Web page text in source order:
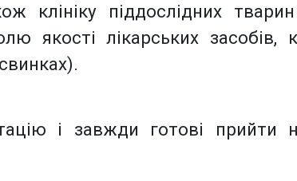
клініку піддослідних
якості лікарських засобів,
і завжди готові прийти